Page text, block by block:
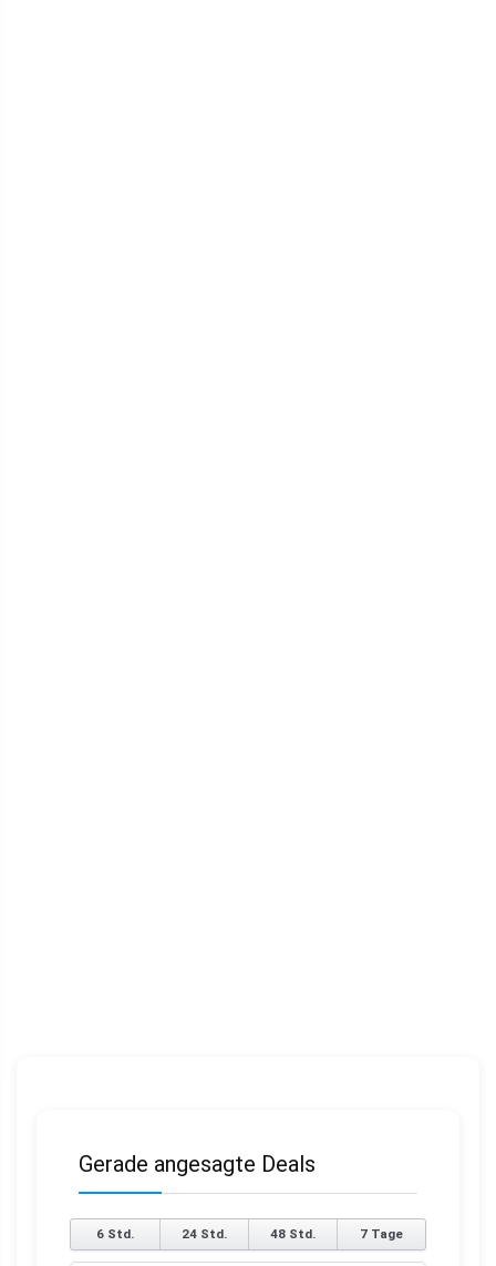
Gerade angesagte Deals
6 Std. 24 Std. 48 Std. 7 Tage